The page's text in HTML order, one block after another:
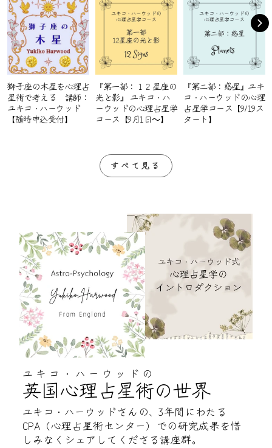
獅子座の木星を心理占
星術で考える 講師：
ユキコ・ハーウッド
【随時申込受付】
『第一部：１２星座の
光と影』 ユキコ・ハ
ーウッドの心理占星学
コース【9月1日～】
『第二部：惑星』ユキ
コ・ハーウッドの心理
占星学コース【9/19ス
タート】
すべて見る
ユキコ・ハーウッドの
英国心理占星術の世界
ユキコ・ハーウッドさんの、3年間にわたる
CPA（心理占星術センター）での研究成果を惜
しみなくシェアしてくださる講座群。